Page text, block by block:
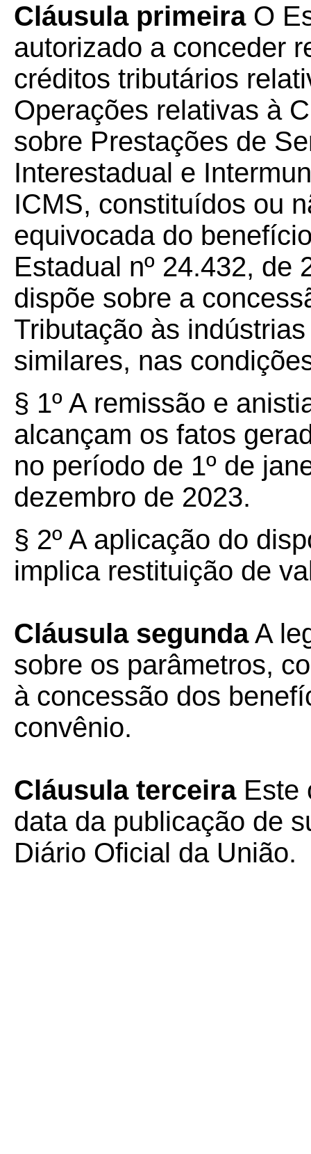
Cláusula primeiraO
autorizado a conceder
créditos tributários
Operações relativas à
sobre Prestações de
Interestadual e
ICMS, constituídos ou
equivocada do
Estadual nº 24.432, de
dispõe sobre a
Tributação às
similares, nas
§ 1º A remissão e
alcançam os fatos
no período de 1º de
dezembro de 2023.
§ 2º A aplicação do
implica restituição de
Cláusula segundaA
sobre os parâmetros,
à concessão dos
convênio.
Cláusula terceiraEste
data da publicação de
Diário Oficial da União.